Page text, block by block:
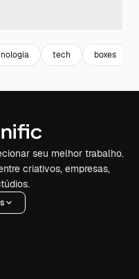
tech boxes
seu melhor trabalho.
criativos, empresas,